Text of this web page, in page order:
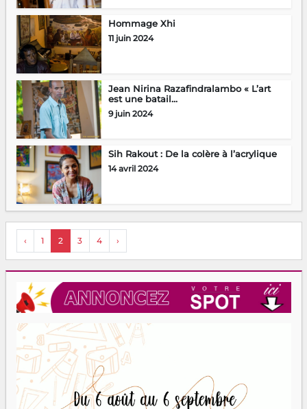
Hommage Xhi
11 juin 2024
Jean Nirina Razafindralambo « L’art
est une batail...
9 juin 2024
Sih Rakout : De la colère à l’acrylique
14 avril 2024
‹ 1 2 3 4 ›